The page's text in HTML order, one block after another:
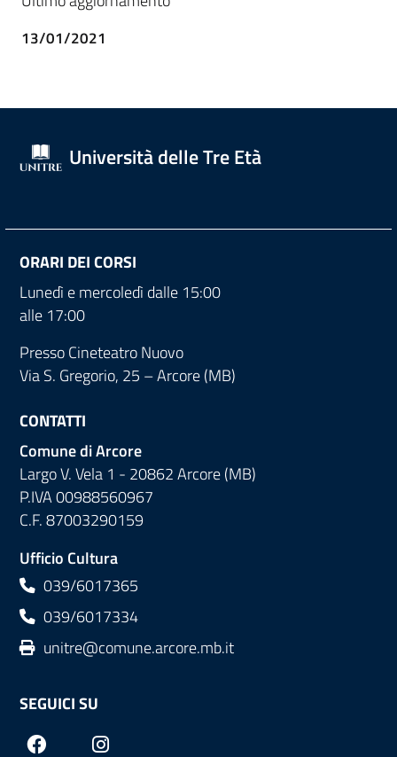
13/01/2021
Università delle Tre Età
ORARI DEI CORSI
Lunedì e mercoledì dalle 15:00
alle 17:00
Presso Cineteatro Nuovo
Via S. Gregorio, 25 – Arcore (MB)
CONTATTI
Comune di Arcore
Largo V. Vela 1 - 20862 Arcore (MB)
P.IVA 00988560967
C.F. 87003290159
Ufficio Cultura
039/6017365
039/6017334
unitre@comune.arcore.mb.it
SEGUICI SU
FacebookInstagram